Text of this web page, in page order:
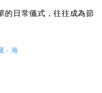
的日常儀式，往往成為節